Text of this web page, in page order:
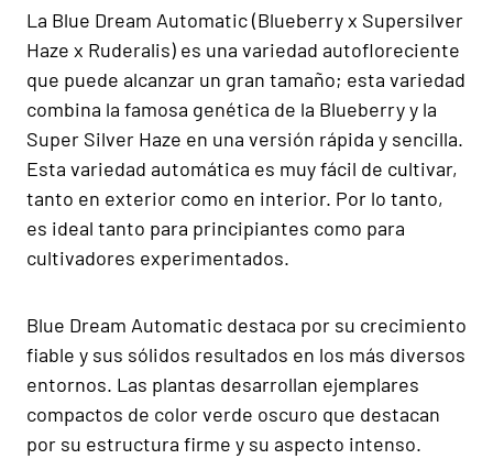
La Blue Dream Automatic (Blueberry x Supersilver
Haze x Ruderalis) es una variedad autofloreciente
que puede alcanzar un gran tamaño; esta variedad
combina la famosa genética de la Blueberry y la
Super Silver Haze en una versión rápida y sencilla.
Esta variedad automática es muy fácil de cultivar,
tanto en exterior como en interior. Por lo tanto,
es ideal tanto para principiantes como para
cultivadores experimentados.
Blue Dream Automatic destaca por su crecimiento
fiable y sus sólidos resultados en los más diversos
entornos. Las plantas desarrollan ejemplares
compactos de color verde oscuro que destacan
por su estructura firme y su aspecto intenso.